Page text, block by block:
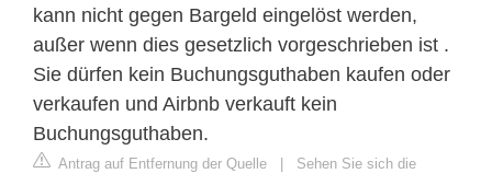
kann nicht gegen Bargeld eingelöst werden,
außer wenn dies gesetzlich vorgeschrieben ist .
Sie dürfen kein Buchungsguthaben kaufen oder
verkaufen und Airbnb verkauft kein
Buchungsguthaben.
Antrag auf Entfernung der Quelle | Sehen Sie sich die